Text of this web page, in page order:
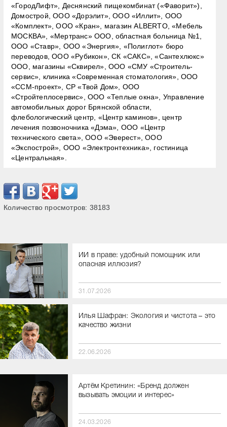
«ГородЛифт», Деснянский пищекомбинат («Фаворит»),
Домострой, ООО «Дорэлит», ООО «Иллит», ООО
«Комплект», ООО «Кран», магазин ALBERTO, «Мебель
МОСКВА», «Мертранс» ООО, областная больница №1,
ООО «Ставр», ООО «Энергия», «Полиглот» бюро
переводов, ООО «Рубикон», СК «САКС», «Сантехлюкс»
ООО, магазины «Сквирел», ООО «СМУ «Строитель-
сервис», клиника «Современная стоматология», ООО
«ССМ-проект», СР «Твой Дом», ООО
«Стройтеплосервис», ООО «Теплые окна», Управление
автомобильных дорог Брянской области,
флебологический центр, «Центр каминов», центр
лечения позвоночника «Дэма», ООО «Центр
технического света», ООО «Эверест», ООО
«Экспострой», ООО «Электронтехника», гостиница
«Центральная».
Количество просмотров: 38183
ИИ в праве: удобный помощник или
опасная иллюзия?
31.07.2026
Илья Шафран: Экология и чистота – это
качество жизни
22.06.2026
Артём Кретинин: «Бренд должен
вызывать эмоции и интерес»
24.03.2026